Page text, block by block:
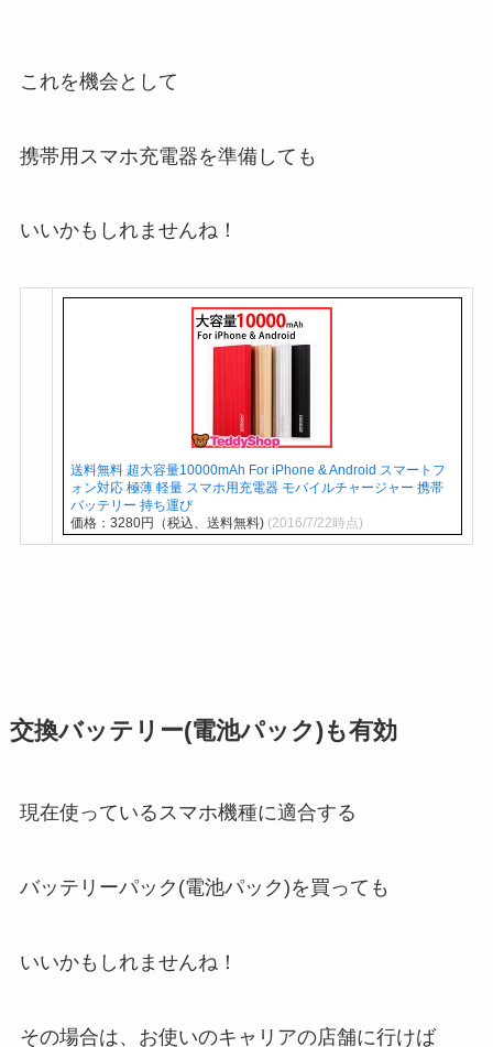
これを機会として
携帯用スマホ充電器を準備しても
いいかもしれませんね！
送料無料 超大容量10000mAh For iPhone & Android スマートフ
ォン対応 極薄 軽量 スマホ用充電器 モバイルチャージャー 携帯
バッテリー 持ち運び
価格：3280円（税込、送料無料) (2016/7/22時点)
交換バッテリー(電池パック)も有効
現在使っているスマホ機種に適合する
バッテリーパック(電池パック)を買っても
いいかもしれませんね！
その場合は、お使いのキャリアの店舗に行けば